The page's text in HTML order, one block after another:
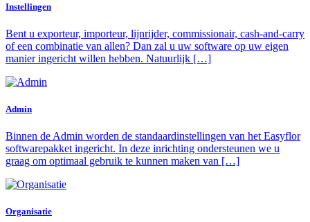
Instellingen
Bent u exporteur, importeur, lijnrijder, commissionair, cash-and-carry
of een combinatie van allen? Dan zal u uw software op uw eigen
manier ingericht willen hebben. Natuurlijk […]
Admin
Binnen de Admin worden de standaardinstellingen van het Easyflor
softwarepakket ingericht. In deze inrichting ondersteunen we u
graag om optimaal gebruik te kunnen maken van […]
Organisatie